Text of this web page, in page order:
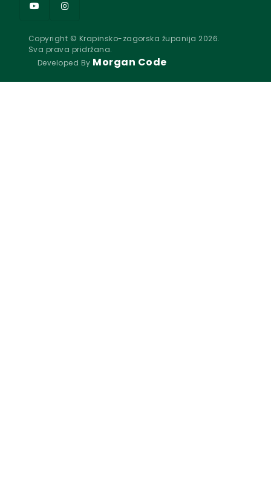
Copyright © Krapinsko-zagorska županija 2026.
Sva prava pridržana.
Developed By Morgan Code